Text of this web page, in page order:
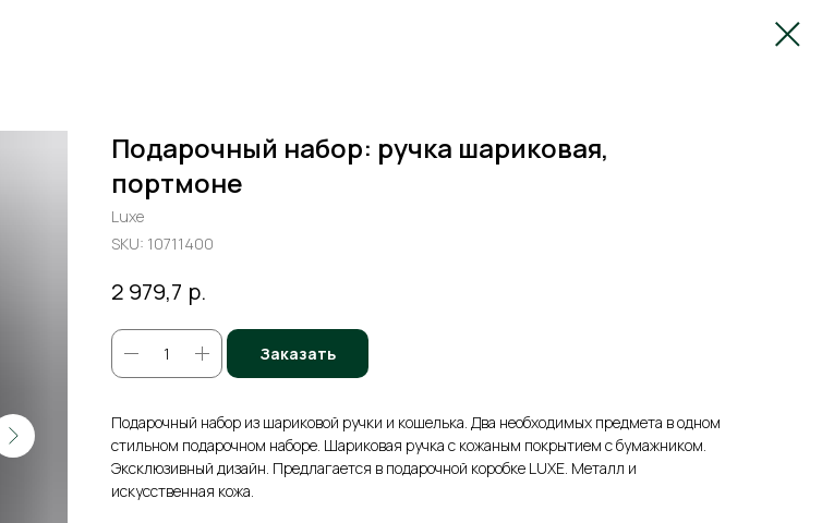
Подарочный набор: ручка шариковая,
портмоне
Luxe
SKU: 10711400
2 979,7 р.
Заказать
Подарочный набор из шариковой ручки и кошелька. Два необходимых предмета в одном
стильном подарочном наборе. Шариковая ручка с кожаным покрытием с бумажником.
Эксклюзивный дизайн. Предлагается в подарочной коробке LUXE. Металл и
искусственная кожа.